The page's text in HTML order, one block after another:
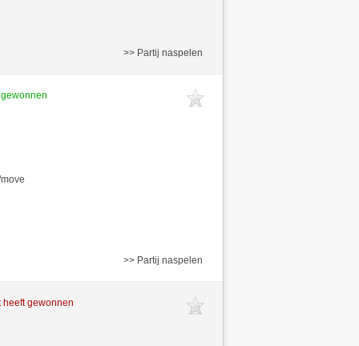
>> Partij naspelen
>> Partij naspelen
heeft gewonnen